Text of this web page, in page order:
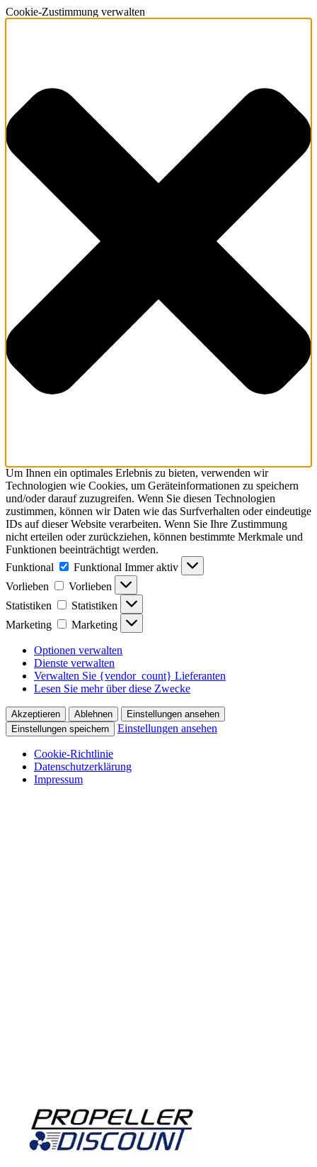
Cookie-Zustimmung verwalten
Um Ihnen ein optimales Erlebnis zu bieten, verwenden wir
Technologien wie Cookies, um Geräteinformationen zu speichern
und/oder darauf zuzugreifen. Wenn Sie diesen Technologien
zustimmen, können wir Daten wie das Surfverhalten oder eindeutige
IDs auf dieser Website verarbeiten. Wenn Sie Ihre Zustimmung
nicht erteilen oder zurückziehen, können bestimmte Merkmale und
Funktionen beeinträchtigt werden.
Funktional
Funktional Immer aktiv
Vorlieben
Vorlieben
Statistiken
Statistiken
Marketing
Marketing
Optionen verwalten
Dienste verwalten
Verwalten Sie {vendor_count} Lieferanten
Lesen Sie mehr über diese Zwecke
Akzeptieren Ablehnen
Einstellungen ansehen
Einstellungen speichern
Einstellungen ansehen
Cookie-Richtlinie
Datenschutzerklärung
Impressum